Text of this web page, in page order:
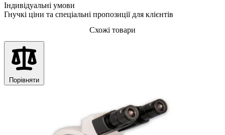
Індивідуальні умови
Гнучкі ціни та спеціальні пропозиції для клієнтів
Схожі товари
Порівняти